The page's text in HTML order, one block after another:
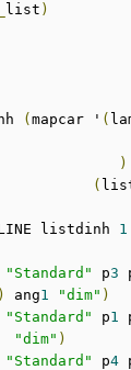
list )
( mapcar ' (
)
(
listdinh 1
"Standard" p3
ang1 "dim" )
"Standard" p1
"dim" )
"Standard" p4